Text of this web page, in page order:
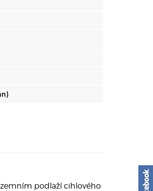
podlaží cihlového